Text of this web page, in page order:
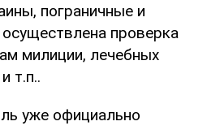
пограничные и
проверка
милиции, лечебных
т.п..
уже официально